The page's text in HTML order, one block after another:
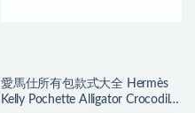
愛馬仕所有包款式大全 Hermès
Kelly Pochette Alligator Crocodile